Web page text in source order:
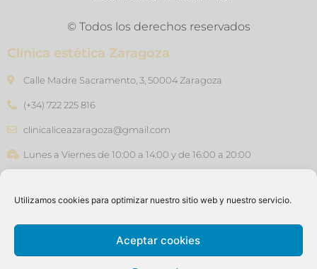
Utilizamos cookies para optimizar nuestro sitio web y nuestro servicio.
Aceptar cookies
© Todos los derechos reservados
Clínica estética Zaragoza
Calle Madre Sacramento, 3, 50004 Zaragoza
(+34) 722 225 816
clinicaliceazaragoza@gmail.com
Lunes a Viernes de 10:00 a 14:00 y de 16:00 a 20:00
Carrer de Joan Güell, 45, 08028 - Barcelona
clinicaliceasants@gmail.com